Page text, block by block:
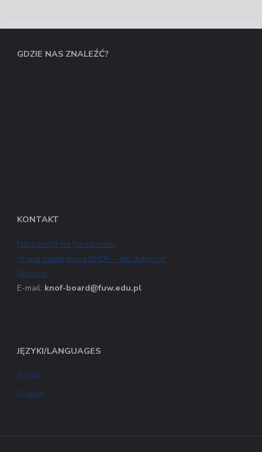
GDZIE NAS ZNALEŹĆ?
KONTAKT
Nasz profil na Facebooku
Grupa mailingowa KNOF – jak dołączyć
Discord
E-mail: knof-board@fuw.edu.pl
JĘZYKI/LANGUAGES
Polski
English